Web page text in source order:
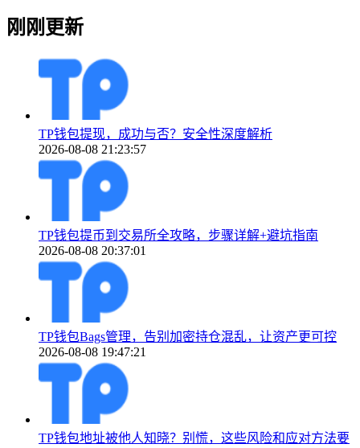
刚刚更新
TP钱包提现，成功与否？安全性深度解析
2026-08-08 21:23:57
TP钱包提币到交易所全攻略，步骤详解+避坑指南
2026-08-08 20:37:01
TP钱包Bags管理，告别加密持仓混乱，让资产更可控
2026-08-08 19:47:21
TP钱包地址被他人知晓？别慌，这些风险和应对方法要